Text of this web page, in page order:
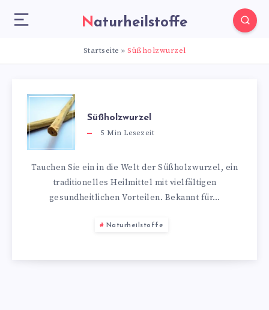
Naturheilstoffe
Startseite » Süßholzwurzel
Süßholzwurzel
5 Min Lesezeit
Tauchen Sie ein in die Welt der Süßholzwurzel, ein
traditionelles Heilmittel mit vielfältigen
gesundheitlichen Vorteilen. Bekannt für…
Naturheilstoffe